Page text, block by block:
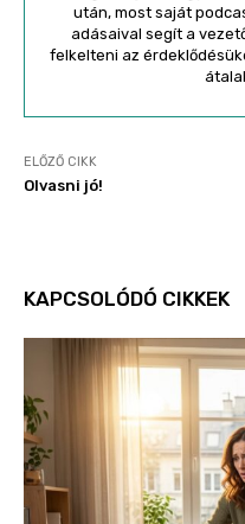
után, most saját
adásaival segít a
felkelteni az
ELŐZŐ CIKK
Olvasni jó!
KAPCSOLÓDÓ CIKKEK